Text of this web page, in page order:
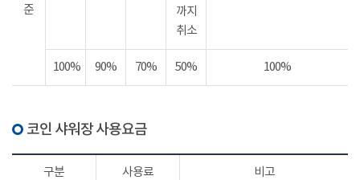
준
까지
취소
100% 90% 70% 50% 100%
코인 샤워장 사용요금
구분 사용료 비고